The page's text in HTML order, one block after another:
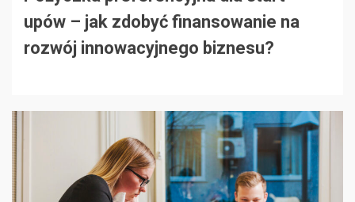
upów – jak zdobyć finansowanie na
rozwój innowacyjnego biznesu?